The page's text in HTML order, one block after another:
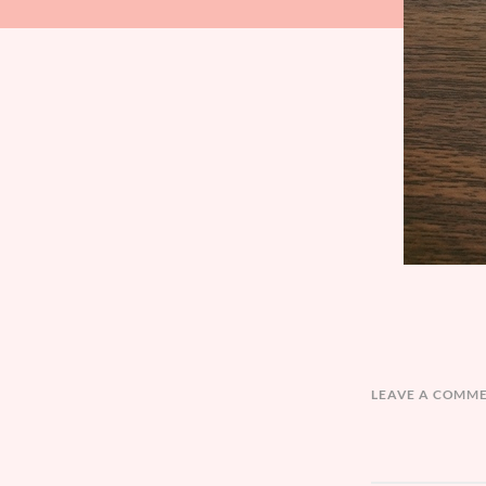
LEAVE A